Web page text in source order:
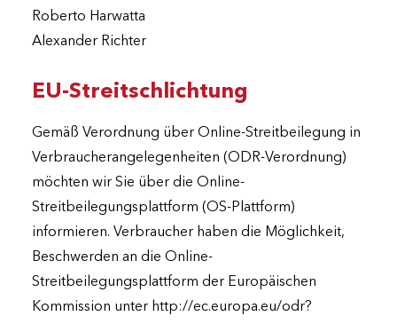
Roberto Harwatta
Alexander Richter
EU-Streitschlichtung
Gemäß Verordnung über Online-Streitbeilegung in
Verbraucherangelegenheiten (ODR-Verordnung)
möchten wir Sie über die Online-
Streitbeilegungsplattform (OS-Plattform)
informieren. Verbraucher haben die Möglichkeit,
Beschwerden an die Online-
Streitbeilegungsplattform der Europäischen
Kommission unter http://ec.europa.eu/odr?